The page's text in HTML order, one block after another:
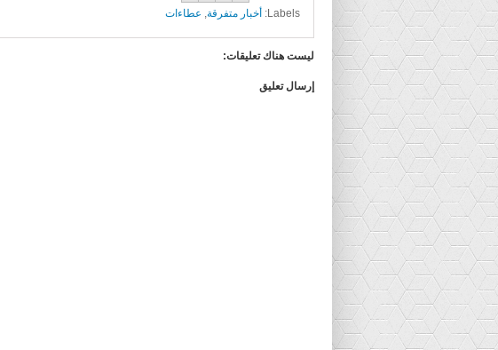
Labels: أخبار متفرقة, عطاءات
ليست هناك تعليقات:
إرسال تعليق